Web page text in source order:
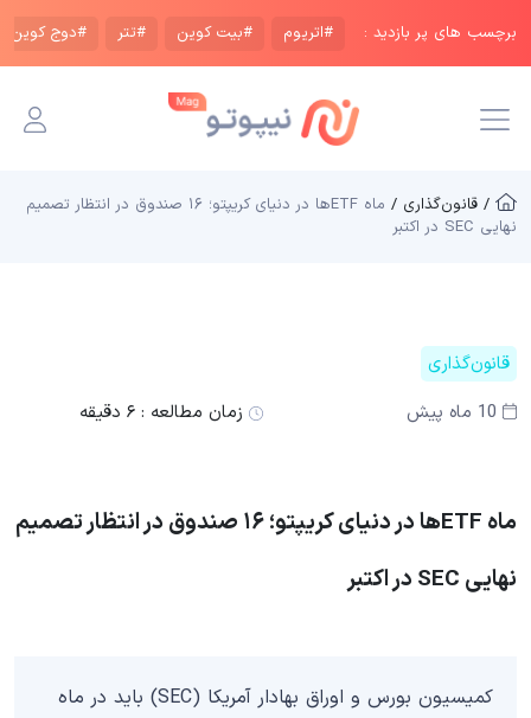
برچسب های پر بازدید : #اتریوم #بیت کوین #تتر #دوج کوین
/ قانون‌گذاری /
ماه ETFها در دنیای کریپتو؛ ۱۶ صندوق در انتظار تصمیم
نهایی SEC در اکتبر
قانون‌گذاری
10 ماه پیش
زمان مطالعه : ۶ دقیقه
ماه ETFها در دنیای کریپتو؛ ۱۶ صندوق در انتظار تصمیم
نهایی SEC در اکتبر
کمیسیون بورس و اوراق بهادار آمریکا (SEC) باید در ماه